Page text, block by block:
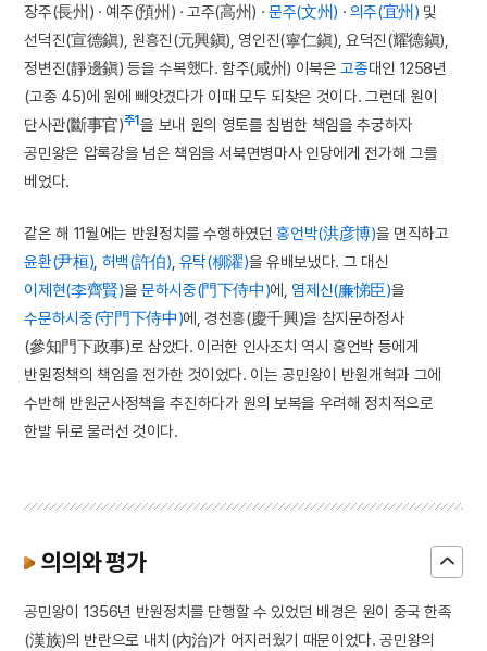
장주(長州) · 예주(預州) · 고주(高州) · 문주(文州) · 의주(宜州) 및
선덕진(宣德鎭), 원흥진(元興鎭), 영인진(寧仁鎭), 요덕진(耀德鎭),
정변진(靜邊鎭) 등을 수복했다. 함주(咸州) 이북은고종대인 1258년
(고종 45)에 원에 빼앗겼다가 이때 모두 되찾은 것이다. 그런데 원이
단사관(斷事官)주1을 보내 원의 영토를 침범한 책임을 추궁하자
공민왕은 압록강을 넘은 책임을 서북면병마사 인당에게 전가해 그를
베었다.
같은 해 11월에는 반원정치를 수행하였던홍언박(洪彦博)을 면직하고
윤환(尹桓) 허백(許伯) 유탁(柳濯)을 유배보냈다. 그 대신
이제현(李齊賢)을 문하시중(門下侍中)에, 염제신(廉悌臣)을
수문하시중(守門下侍中)에, 경천흥(慶千興)을 참지문하정사
(參知門下政事)로 삼았다. 이러한 인사조치 역시 홍언박 등에게
반원정책의 책임을 전가한 것이었다. 이는 공민왕이 반원개혁과 그에
수반해 반원군사정책을 추진하다가 원의 보복을 우려해 정치적으로
한발 뒤로 물러선 것이다.
의의와 평가
공민왕이 1356년 반원정치를 단행할 수 있었던 배경은 원이 중국 한족
(漢族)의 반란으로 내치(內治)가 어지러웠기 때문이었다. 공민왕의